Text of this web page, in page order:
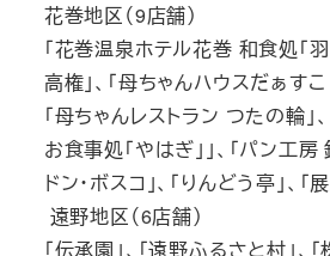
花巻地区（9店舗）
「花巻温泉ホテル花巻 和食処「羽
高権」、「母ちゃんハウスだぁすこ
「母ちゃんレストラン つたの輪」
お食事処「やはぎ」」、「パン工房
ドン・ボスコ」、「りんどう亭」、
遠野地区（6店舗）
「伝承園」、「遠野ふるさと村」、